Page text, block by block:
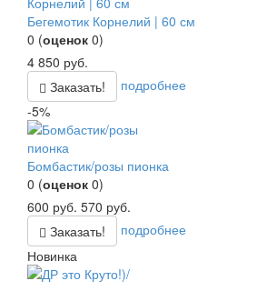
Бегемотик Корнелий | 60 см
0 (оценок 0)
4 850 руб.
Заказать!
подробнее
-5%
Бомбастик/розы пионка
0 (оценок 0)
600 руб. 570 руб.
Заказать!
подробнее
Новинка